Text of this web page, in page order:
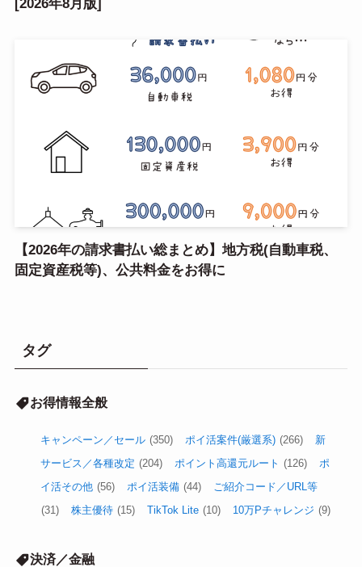
[2026年8月版]
【2026年の請求書払い総まとめ】地方税(自動車税、
固定資産税等)、公共料金をお得に
タグ
お得情報全般
キャンペーン／セール (350) ポイ活案件(厳選系) (266)
新
サービス／各種改定 (204) ポイント高還元ルート (126)
ポ
イ活その他 (56) ポイ活装備 (44)
ご紹介コード／URL等
(31)
株主優待 (15) TikTok Lite (10) 10万Pチャレンジ (9)
決済／金融